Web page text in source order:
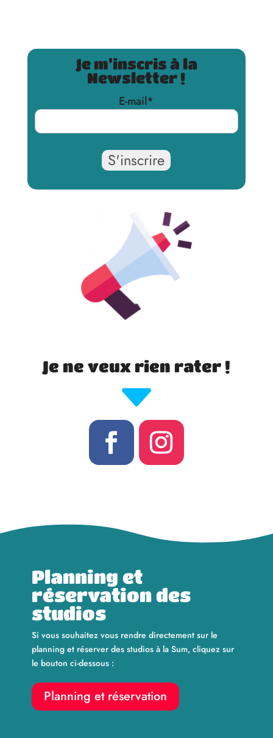
Je m’inscris à la
Newsletter !
E-mail*
Je ne veux rien rater !
C
Planning et
réservation des
studios
Si vous souhaitez vous rendre directement sur le
planning et réserver des studios à la Sum, cliquez sur
le bouton ci-dessous :
Planning et réservation